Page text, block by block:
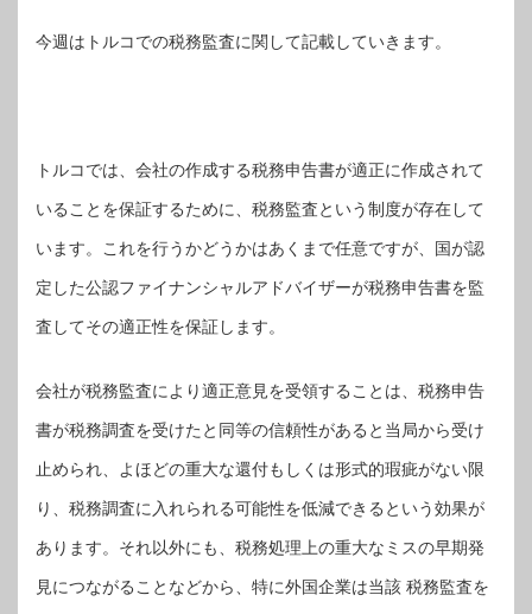
今週はトルコでの税務監査に関して記載していきます。
トルコでは、会社の作成する税務申告書が適正に作成されて
いることを保証するために、税務監査という制度が存在して
います。これを行うかどうかはあくまで任意ですが、国が認
定した公認ファイナンシャルアドバイザーが税務申告書を監
査してその適正性を保証します。
会社が税務監査により適正意見を受領することは、税務申告
書が税務調査を受けたと同等の信頼性があると当局から受け
止められ、よほどの重大な還付もしくは形式的瑕疵がない限
り、税務調査に入れられる可能性を低減できるという効果が
あります。それ以外にも、税務処理上の重大なミスの早期発
見につながることなどから、特に外国企業は当該 税務監査を